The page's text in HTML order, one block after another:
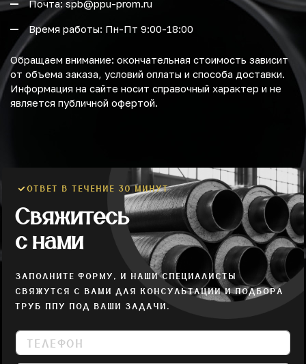
Почта: spb@ppu-prom.ru
Время работы: Пн-Пт 9:00-18:00
Обращаем внимание: окончательная стоимость зависит
от объема заказа, условий оплаты и способа доставки.
Информация на сайте носит справочный характер и не
является публичной офертой.
ОТВЕТ В ТЕЧЕНИЕ 30 МИНУТ
Свяжитесь
с нами
ЗАПОЛНИТЕ ФОРМУ, И НАШИ СПЕЦИАЛИСТЫ
СВЯЖУТСЯ С ВАМИ ДЛЯ КОНСУЛЬТАЦИИ И ПОДБОРА
ТРУБ ППУ ПОД ВАШИ ЗАДАЧИ.